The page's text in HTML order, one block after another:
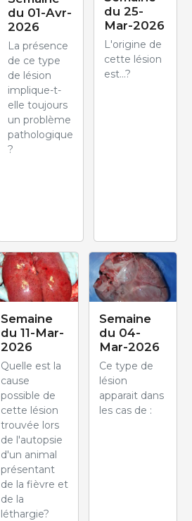
du 01-Avr-
2026
La présence
de ce type
de lésion
implique-t-
elle toujours
un problème
pathologique
?
du 25-
Mar-2026
L'origine de
cette lésion
est...?
Semaine
du 11-Mar-
2026
Quelle est la
cause
possible de
cette lésion
trouvée lors
de l'autopsie
d'un animal
présentant
de la fièvre et
de la
léthargie?
Semaine
du 04-
Mar-2026
Ce type de
lésion
apparait dans
les cas de :